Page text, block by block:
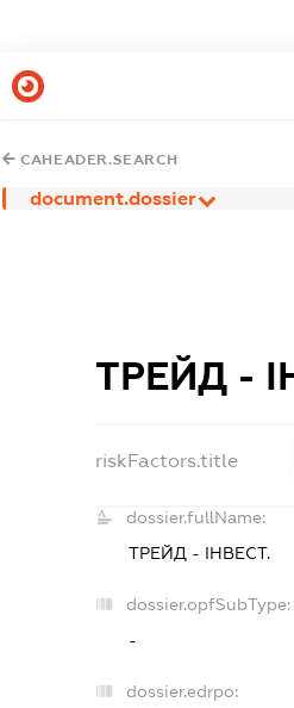
CAHEADER.SEARCH
document.dossier
ТРЕЙД -
riskFactors.title
dossier.fullName:
ТРЕЙД - ІНВЕСТ.
dossier.opfSubType:
-
dossier.edrpo: